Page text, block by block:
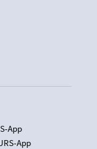
App
App